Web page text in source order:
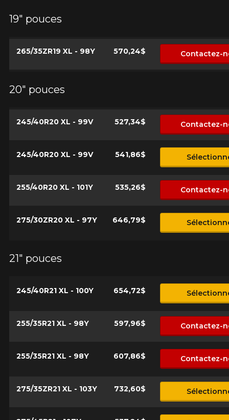
19" pouces
265/35ZR19 XL - 98Y 570,24$ Contactez-
20" pouces
245/40R20 XL - 99V 527,34$ Contactez-
245/40R20 XL - 99V 541,86$
255/40R20 XL - 101Y 535,26$ Contactez-
275/30ZR20 XL - 97Y 646,79$
21" pouces
245/40R21 XL - 100Y 654,72$
255/35R21 XL - 98Y 597,96$ Contactez-
255/35R21 XL - 98Y 607,86$ Contactez-
275/35ZR21 XL - 103Y 732,60$
Envoyer
*Attention cette dimension représente une possibilité
d'équipement pour votre véhicule, vous devez vérifier
l'exactitude de l'information sur votre véhicule directement